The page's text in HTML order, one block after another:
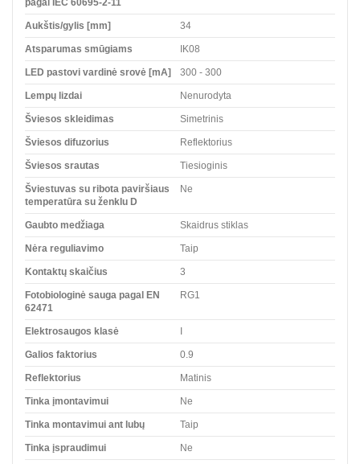
Aukštis/gylis [mm] 34
Atsparumas smūgiams IK08
LED pastovi vardinė srovė [mA] 300 - 300
Lempų lizdai Nenurodyta
Šviesos skleidimas Simetrinis
Šviesos difuzorius Reflektorius
Šviesos srautas Tiesioginis
Šviestuvas su ribota paviršiaus
temperatūra su ženklu D
Ne
Gaubto medžiaga Skaidrus stiklas
Nėra reguliavimo Taip
Kontaktų skaičius 3
Fotobiologinė sauga pagal EN
62471
RG1
Elektrosaugos klasė I
Galios faktorius 0.9
Reflektorius Matinis
Tinka įmontavimui Ne
Tinka montavimui ant lubų Taip
Tinka įspraudimui Ne